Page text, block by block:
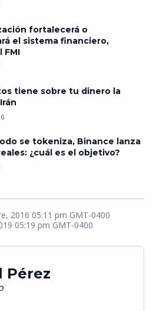
fortalecerá o
el sistema financiero,
FMI
tiene sobre tu dinero la
se tokeniza, Binance lanza
¿cuál es el objetivo?
2016 05:11 pm GMT-0400
05:19 pm GMT-0400
Pérez